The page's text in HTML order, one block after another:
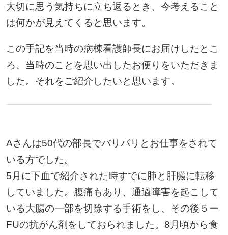
大切に思う気持ちに立ち返るとき、今考えること
は何かが見えてくると思います。
この手記を当時の病棟看護師長にお届けしたとこ
ろ、当時のことを思い出したお便りをいただきま
した。それをご紹介したいと思います。
Aさんは50代の部長でバリバリとお仕事をされて
いる方でした。
5月に下血で紹介された時すでに肺と肝臓に転移
していました。腹痛もあり、通過障害を起こして
いる大腸の一部を切除する手術をし、その後５ー
FUの抗がん剤をしておられました。8月頃から食